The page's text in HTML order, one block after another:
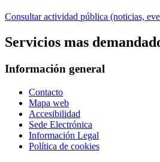
Consultar actividad pública (noticias,
Servicios mas
Información general
Contacto
Mapa web
Accesibilidad
Sede Electrónica
Información Legal
Política de cookies